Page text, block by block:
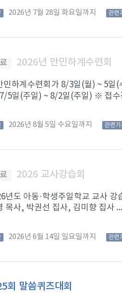
2026년 7월 28일 화요일까지 관련
2026년 만민하계수련회
민하계수련회가 8/3일(월) ~ 5일
5일(주일) ~ 8/2일(주일) ※ 접수
2026년 8월 5일 수요일까지 관련기
2026 교사강습회
년도 아동·학생주일학교 교사
목사, 박권선 집사, 김미향 집사 ...
2026년 6월 14일 일요일까지 관련
회 말씀퀴즈대회